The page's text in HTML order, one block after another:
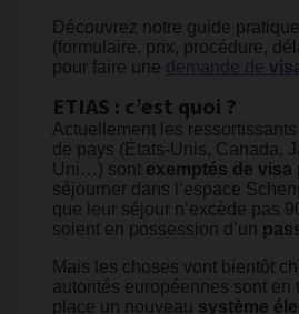
Découvrez notre guide
(formulaire, prix, procédure,
pour faire une demande de
ETIAS : c’est quoi ?
Actuellement les
de pays (États-Unis, Canada,
Uni…) sont exemptés de visa
séjourner dans l’espace
que leur séjour n’excède pas
soient en possession d’un
Mais les choses vont bientôt
autorités européennes sont en
place un nouveau système